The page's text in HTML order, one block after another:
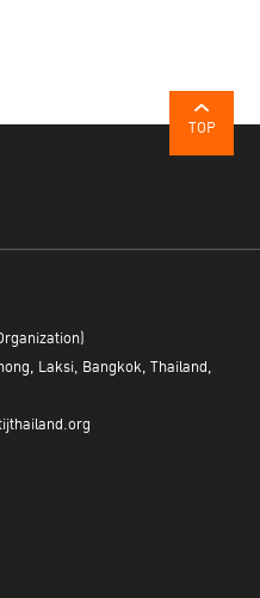
TOP
Laksi, Bangkok, Thailand,